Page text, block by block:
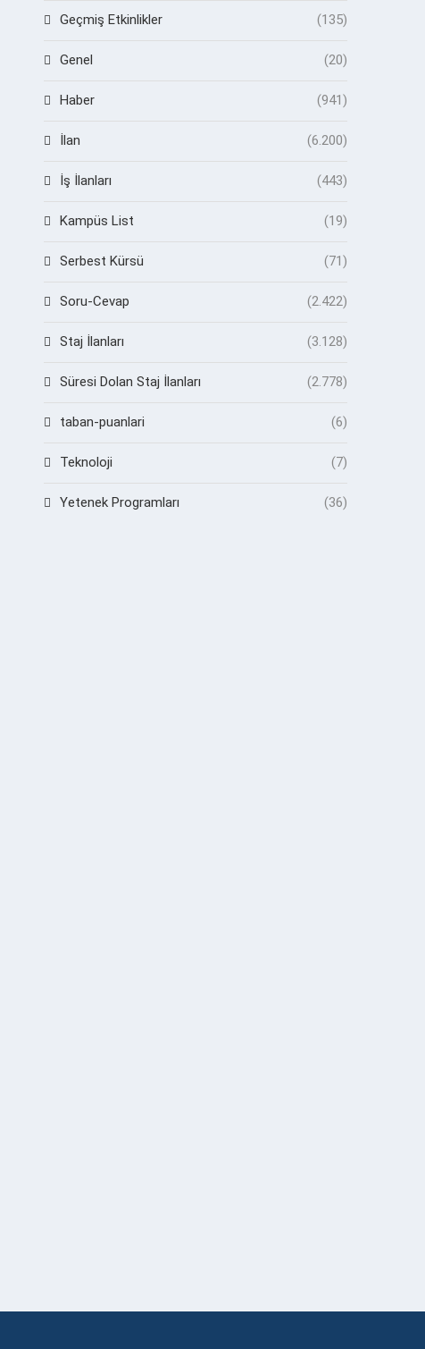
Geçmiş Etkinlikler (135)
Genel (20)
Haber (941)
İlan (6.200)
İş İlanları (443)
Kampüs List (19)
Serbest Kürsü (71)
Soru-Cevap (2.422)
Staj İlanları (3.128)
Süresi Dolan Staj İlanları (2.778)
taban-puanlari (6)
Teknoloji (7)
Yetenek Programları (36)